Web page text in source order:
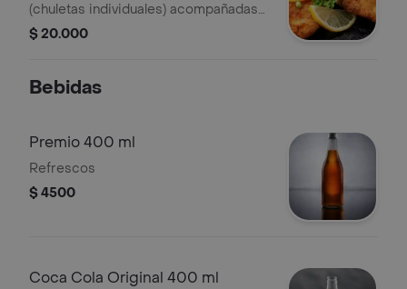
(chuletas individuales) acompañadas
de 2 patacones.
$ 20.000
Bebidas
Premio 400 ml
Refrescos
$ 4500
Coca Cola Original 400 ml